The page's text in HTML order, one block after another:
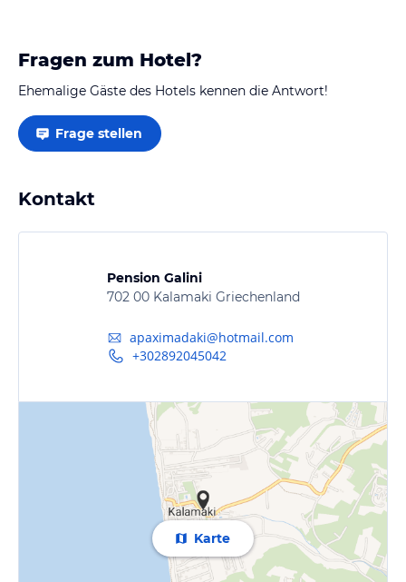
Fragen zum Hotel?
Ehemalige Gäste des Hotels kennen die Antwort!
Frage stellen
Kontakt
Pension Galini
702 00 Kalamaki Griechenland
apaximadaki@hotmail.com
+302892045042
Karte